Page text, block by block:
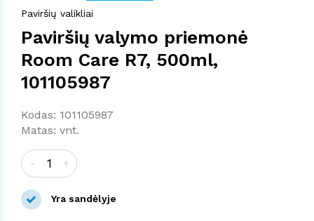
Paviršių valikliai
Paviršių valymo priemonė
Room Care R7, 500ml,
101105987
Kodas: 101105987
Matas: vnt.
- +
Yra sandėlyje